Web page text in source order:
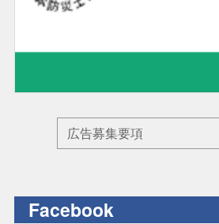
広告募集要項
Facebook